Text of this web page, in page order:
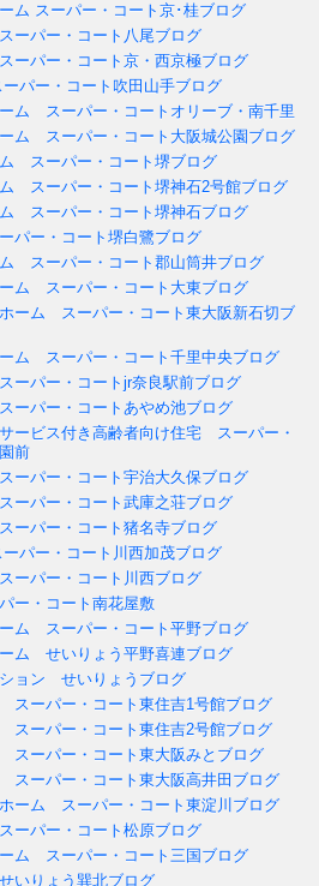
ム スーパー・コート京･桂ブログ
ーパー・コート八尾ブログ
ーパー・コート京・西京極ブログ
パー・コート吹田山手ブログ
ム スーパー・コートオリーブ・南千里
ム スーパー・コート大阪城公園ブログ
スーパー・コート堺ブログ
スーパー・コート堺神石2号館ブログ
スーパー・コート堺神石ブログ
パー・コート堺白鷺ブログ
スーパー・コート郡山筒井ブログ
ム スーパー・コート大東ブログ
ーム スーパー・コート東大阪新石切ブ
ム スーパー・コート千里中央ブログ
ーパー・コートjr奈良駅前ブログ
ーパー・コートあやめ池ブログ
ービス付き高齢者向け住宅 スーパー・
前
ーパー・コート宇治大久保ブログ
ーパー・コート武庫之荘ブログ
ーパー・コート猪名寺ブログ
パー・コート川西加茂ブログ
ーパー・コート川西ブログ
ー・コート南花屋敷
ム スーパー・コート平野ブログ
ム せいりょう平野喜連ブログ
ョン せいりょうブログ
スーパー・コート東住吉1号館ブログ
スーパー・コート東住吉2号館ブログ
スーパー・コート東大阪みとブログ
スーパー・コート東大阪高井田ブログ
ーム スーパー・コート東淀川ブログ
ーパー・コート松原ブログ
ム スーパー・コート三国ブログ
いりょう巽北ブログ